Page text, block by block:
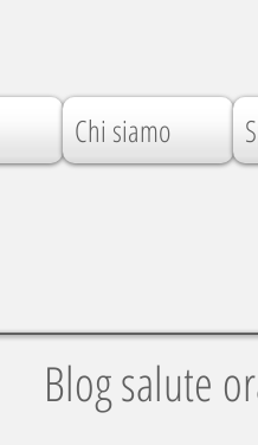
Chi siamo
Blog salute